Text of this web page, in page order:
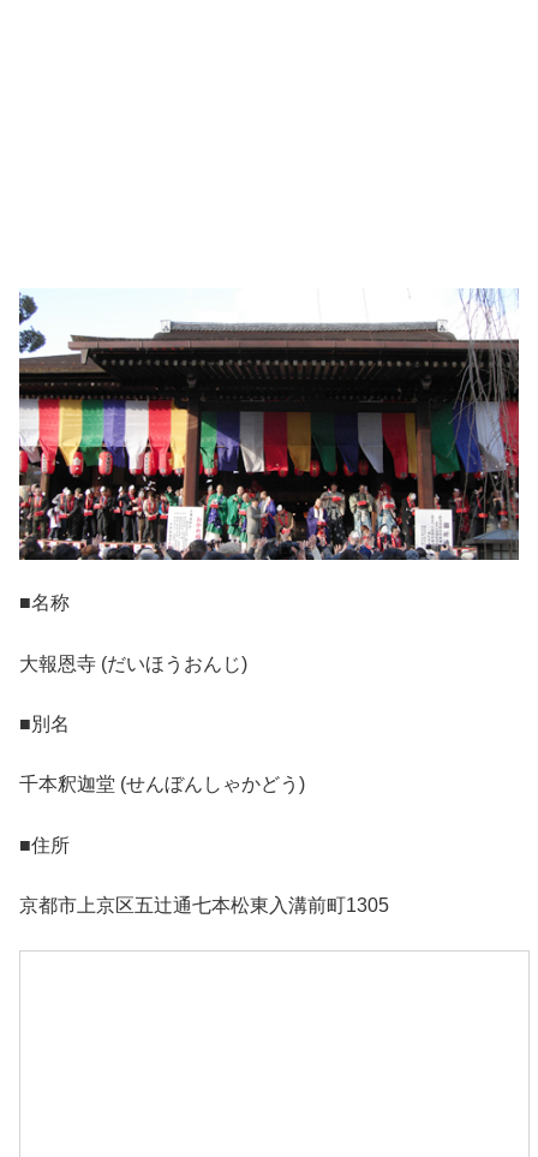
■名称
大報恩寺 (だいほうおんじ)
■別名
千本釈迦堂 (せんぼんしゃかどう)
■住所
京都市上京区五辻通七本松東入溝前町1305